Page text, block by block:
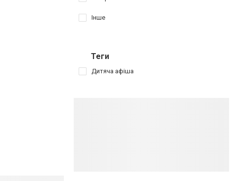
Інше
Теги
Дитяча афіша